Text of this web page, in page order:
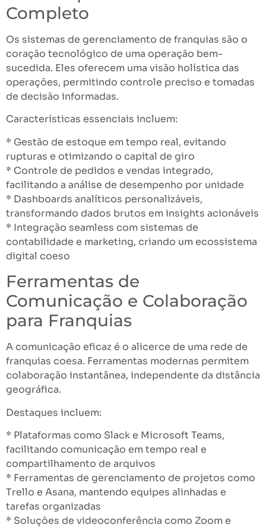
Completo
Os sistemas de gerenciamento de franquias são o
coração tecnológico de uma operação bem-
sucedida. Eles oferecem uma visão holística das
operações, permitindo controle preciso e tomadas
de decisão informadas.
Características essenciais incluem:
* Gestão de estoque em tempo real, evitando
rupturas e otimizando o capital de giro
* Controle de pedidos e vendas integrado,
facilitando a análise de desempenho por unidade
* Dashboards analíticos personalizáveis,
transformando dados brutos em insights acionáveis
* Integração seamless com sistemas de
contabilidade e marketing, criando um ecossistema
digital coeso
Ferramentas de
Comunicação e Colaboração
para Franquias
A comunicação eficaz é o alicerce de uma rede de
franquias coesa. Ferramentas modernas permitem
colaboração instantânea, independente da distância
geográfica.
Destaques incluem:
* Plataformas como Slack e Microsoft Teams,
facilitando comunicação em tempo real e
compartilhamento de arquivos
* Ferramentas de gerenciamento de projetos como
Trello e Asana, mantendo equipes alinhadas e
tarefas organizadas
* Soluções de videoconferência como Zoom e